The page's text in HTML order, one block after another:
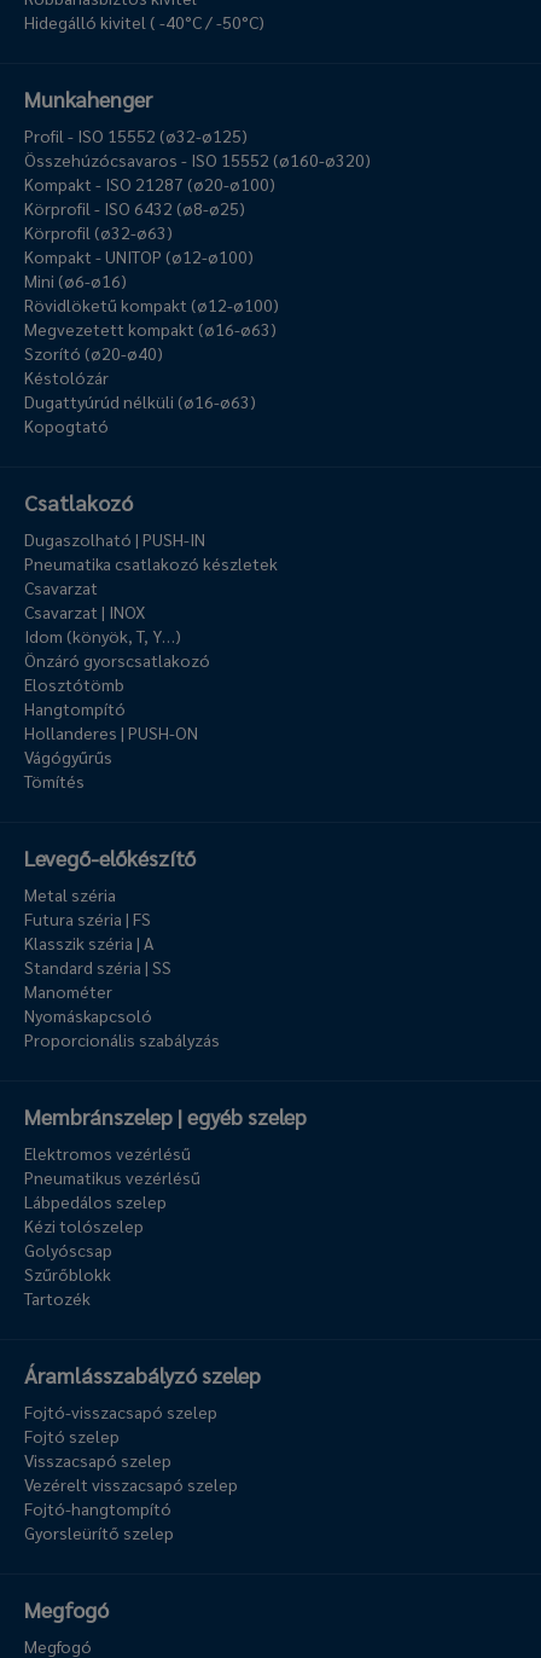
Hidegálló kivitel ( -40°C / -50°C)
Munkahenger
Profil - ISO 15552 (ø32-ø125)
Összehúzócsavaros - ISO 15552 (ø160-ø320)
Kompakt - ISO 21287 (ø20-ø100)
Körprofil - ISO 6432 (ø8-ø25)
Körprofil (ø32-ø63)
Kompakt - UNITOP (ø12-ø100)
Mini (ø6-ø16)
Rövidlöketű kompakt (ø12-ø100)
Megvezetett kompakt (ø16-ø63)
Szorító (ø20-ø40)
Késtolózár
Dugattyúrúd nélküli (ø16-ø63)
Kopogtató
Csatlakozó
Dugaszolható | PUSH-IN
Pneumatika csatlakozó készletek
Csavarzat
Csavarzat | INOX
Idom (könyök, T, Y…)
Önzáró gyorscsatlakozó
Elosztótömb
Hangtompító
Hollanderes | PUSH-ON
Vágógyűrűs
Tömítés
Levegő-előkészítő
Metal széria
Futura széria | FS
Klasszik széria | A
Standard széria | SS
Manométer
Nyomáskapcsoló
Proporcionális szabályzás
Membránszelep | egyéb szelep
Elektromos vezérlésű
Pneumatikus vezérlésű
Lábpedálos szelep
Kézi tolószelep
Golyóscsap
Szűrőblokk
Tartozék
Áramlásszabályzó szelep
Fojtó-visszacsapó szelep
Fojtó szelep
Visszacsapó szelep
Vezérelt visszacsapó szelep
Fojtó-hangtompító
Gyorsleürítő szelep
Megfogó
Megfogó